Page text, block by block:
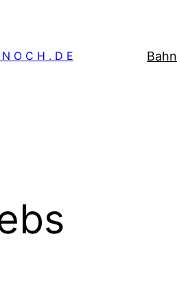
O C H . D E Bahn